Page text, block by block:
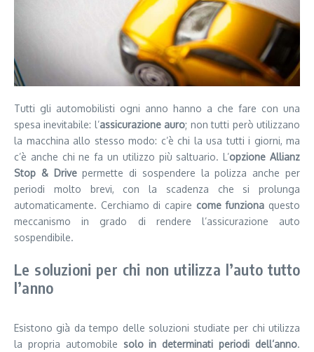
Tutti gli automobilisti ogni anno hanno a che fare con una
spesa inevitabile: l’assicurazione auro; non tutti però utilizzano
la macchina allo stesso modo: c’è chi la usa tutti i giorni, ma
c’è anche chi ne fa un utilizzo più saltuario. L’opzione Allianz
Stop & Drivepermette di sospendere la polizza anche per
periodi molto brevi, con la scadenza che si prolunga
automaticamente. Cerchiamo di capire come funziona questo
meccanismo in grado di rendere l’assicurazione auto
sospendibile.
Le soluzioni per chi non utilizza l’auto tutto
l’anno
Esistono già da tempo delle soluzioni studiate per chi utilizza
la propria automobile solo in determinati periodi dell’anno.